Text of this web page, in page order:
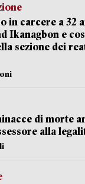
in carcere a 32
Ikanagbon e
sezione dei
di morte
alla